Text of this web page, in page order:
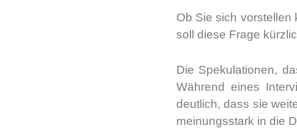
Ob Sie sich vor­stel­len
soll die­se Fra­ge
Die Spe­ku­la­tio­nen,
Wäh­rend eines
deut­lich, dass sie
mei­nungs­stark in die